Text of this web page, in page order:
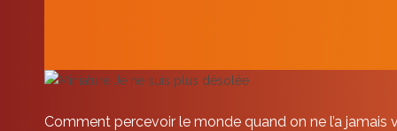
Comment percevoir le monde quand on ne l’a